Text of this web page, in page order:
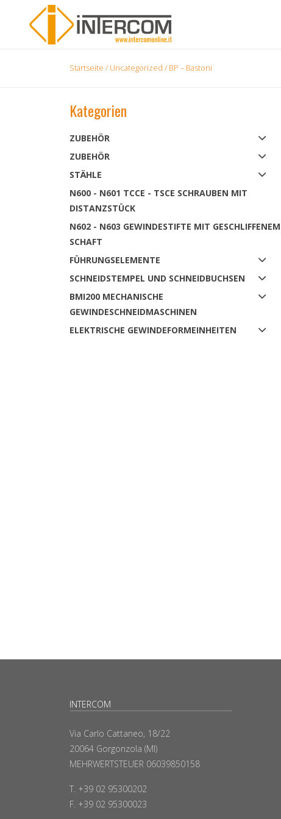
Startseite / Uncategorized / BP – Bastoni
Kategorien
ZUBEHÖR
ZUBEHÖR
STÄHLE
N600 - N601 TCCE - TSCE SCHRAUBEN MIT
DISTANZSTÜCK
N602 - N603 GEWINDESTIFTE MIT GESCHLIFFENEM
SCHAFT
FÜHRUNGSELEMENTE
SCHNEIDSTEMPEL UND SCHNEIDBUCHSEN
BMI200 MECHANISCHE
GEWINDESCHNEIDMASCHINEN
ELEKTRISCHE GEWINDEFORMEINHEITEN
INTERCOM
Via Carlo Cattaneo, 18/22
20064 Gorgonzola (MI)
MEHRWERTSTEUER 06039850158
T. +39 02 95300202
F. +39 02 95300023